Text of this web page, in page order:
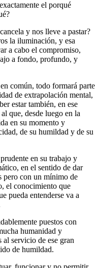
el porqué
y nos lleve a pastar?
la iluminación, y esa
a cabo el compromiso,
a fondo, profundo, y
común, todo formará parte
de extrapolación mental,
estar también, en ese
que, desde luego en la
en su momento y
de su humildad y de su
en su trabajo y
en el sentido de dar
pero con un mínimo de
el conocimiento que
pueda entenderse va a
puestos con
humanidad y
al servicio de ese gran
de humildad.